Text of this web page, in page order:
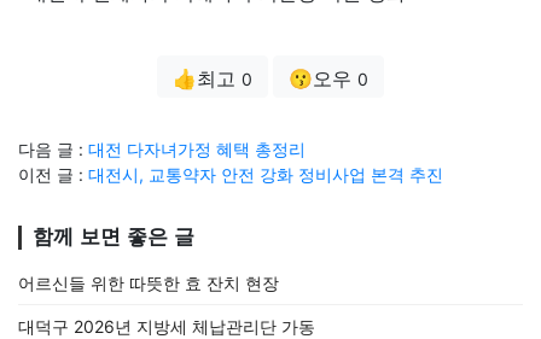
👍최고 0 😗오우 0
다음 글 : 대전 다자녀가정 혜택 총정리
이전 글 : 대전시, 교통약자 안전 강화 정비사업 본격 추진
함께 보면 좋은 글
어르신들 위한 따뜻한 효 잔치 현장
대덕구 2026년 지방세 체납관리단 가동